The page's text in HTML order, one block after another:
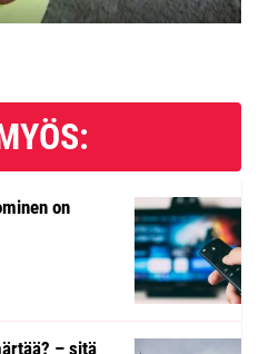
on
– sitä